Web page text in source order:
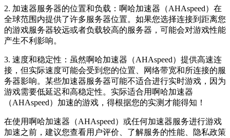
2. 加速器服务器的位置和负载：啊哈加速器（AHAspeed）在
全球范围内提供了许多服务器位置。如果您选择连接到距离您
的游戏服务器较远或者负载较高的服务器，可能会对游戏性能
产生不利影响。
3. 速度和稳定性：虽然啊哈加速器（AHAspeed）提供高速连
接，但实际速度可能会受到您的位置、网络带宽和所连接的服
务器影响。某些加速器服务器可能不适合进行实时游戏，因为
游戏需要低延迟和高稳定性。实际适合用啊哈加速器
（AHAspeed）加速的游戏，得根据您的实测才能得知！
在使用啊哈加速器（AHAspeed）或任何加速器服务进行游戏
加速之前，建议您查看用户评价、了解服务的性能、隐私政策